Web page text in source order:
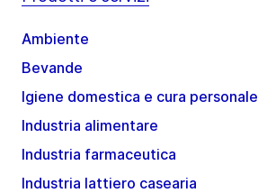
Ambiente
Bevande
Igiene domestica e cura personale
Industria alimentare
Industria farmaceutica
Industria lattiero casearia